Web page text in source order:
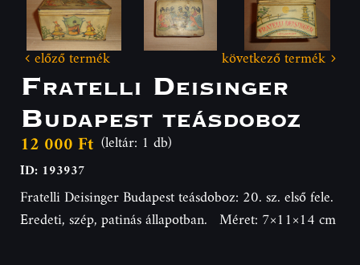
előző termék következő termék
Fratelli Deisinger
Budapest teásdoboz
12 000 Ft (leltár: 1 db)
ID: 193937
Fratelli Deisinger Budapest teásdoboz: 20. sz. első fele.
Eredeti, szép, patinás állapotban. Méret: 7×11×14 cm